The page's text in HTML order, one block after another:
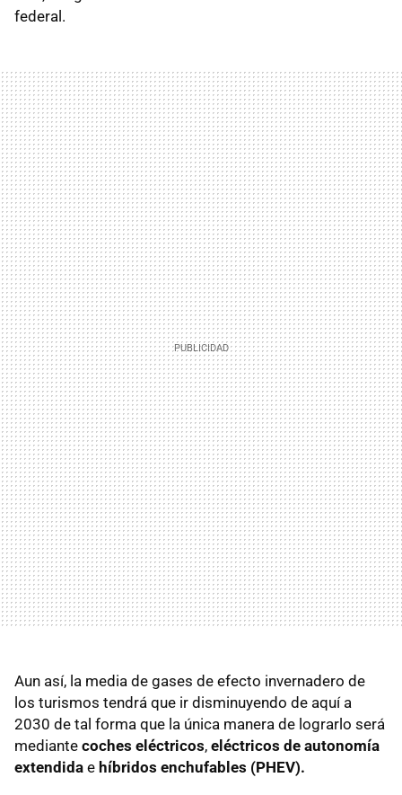
federal.
Aun así, la media de gases de efecto invernadero de
los turismos tendrá que ir disminuyendo de aquí a
2030 de tal forma que la única manera de lograrlo será
mediante coches eléctricos, eléctricos de autonomía
extendida e híbridos enchufables (PHEV).